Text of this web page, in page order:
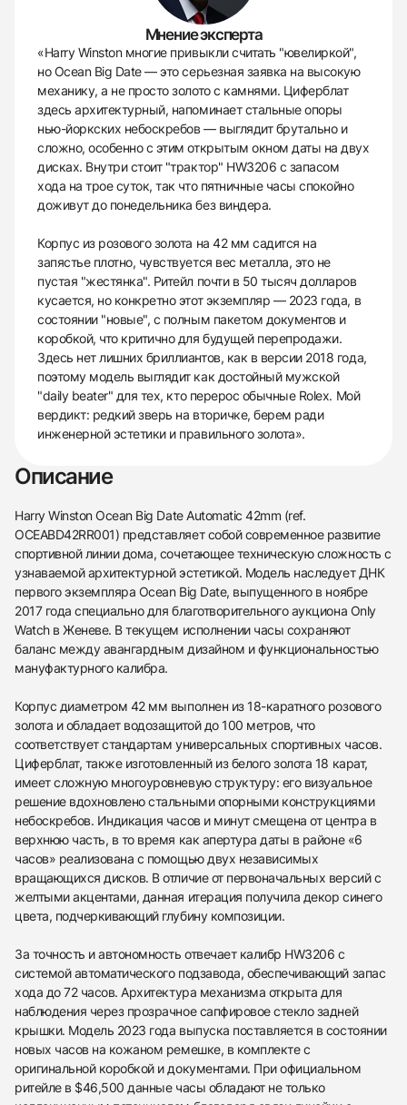
438
285
145
142
205
204
195
150
6
Мнение эксперта
«Harry Winston многие привыкли считать "ювелиркой",
но Ocean Big Date — это серьезная заявка на высокую
механику, а не просто золото с камнями. Циферблат
здесь архитектурный, напоминает стальные опоры
нью-йоркских небоскребов — выглядит брутально и
сложно, особенно с этим открытым окном даты на двух
дисках. Внутри стоит "трактор" HW3206 с запасом
хода на трое суток, так что пятничные часы спокойно
доживут до понедельника без виндера.
Корпус из розового золота на 42 мм садится на
запястье плотно, чувствуется вес металла, это не
пустая "жестянка". Ритейл почти в 50 тысяч долларов
кусается, но конкретно этот экземпляр — 2023 года, в
состоянии "новые", с полным пакетом документов и
коробкой, что критично для будущей перепродажи.
Здесь нет лишних бриллиантов, как в версии 2018 года,
поэтому модель выглядит как достойный мужской
"daily beater" для тех, кто перерос обычные Rolex. Мой
вердикт: редкий зверь на вторичке, берем ради
инженерной эстетики и правильного золота».
Описание
Harry Winston Ocean Big Date Automatic 42mm (ref.
OCEABD42RR001) представляет собой современное развитие
спортивной линии дома, сочетающее техническую сложность с
узнаваемой архитектурной эстетикой. Модель наследует ДНК
первого экземпляра Ocean Big Date, выпущенного в ноябре
2017 года специально для благотворительного аукциона Only
Watch в Женеве. В текущем исполнении часы сохраняют
баланс между авангардным дизайном и функциональностью
мануфактурного калибра.
Корпус диаметром 42 мм выполнен из 18-каратного розового
золота и обладает водозащитой до 100 метров, что
соответствует стандартам универсальных спортивных часов.
Циферблат, также изготовленный из белого золота 18 карат,
имеет сложную многоуровневую структуру: его визуальное
решение вдохновлено стальными опорными конструкциями
небоскребов. Индикация часов и минут смещена от центра в
верхнюю часть, в то время как апертура даты в районе «6
часов» реализована с помощью двух независимых
вращающихся дисков. В отличие от первоначальных версий с
желтыми акцентами, данная итерация получила декор синего
цвета, подчеркивающий глубину композиции.
За точность и автономность отвечает калибр HW3206 с
системой автоматического подзавода, обеспечивающий запас
хода до 72 часов. Архитектура механизма открыта для
наблюдения через прозрачное сапфировое стекло задней
крышки. Модель 2023 года выпуска поставляется в состоянии
новых часов на кожаном ремешке, в комплекте с
оригинальной коробкой и документами. При официальном
ритейле в $46,500 данные часы обладают не только